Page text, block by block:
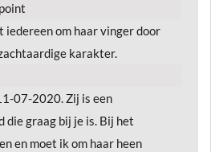
iedereen om haar vinger door
karakter.
07-2020. Zij is een
die graag bij je is. Bij het
en moet ik om haar heen